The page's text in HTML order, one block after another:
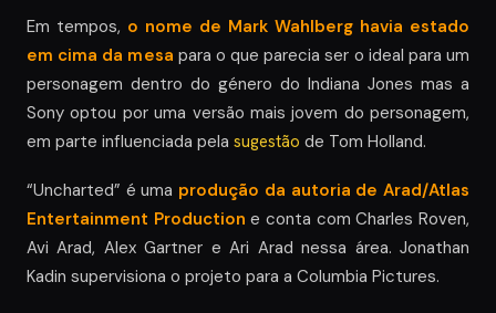
Em tempos, o nome de Mark Wahlberg havia estado
em cima da mesa para o que parecia ser o ideal para um
personagem dentro do género do Indiana Jones mas a
Sony optou por uma versão mais jovem do personagem,
em parte influenciada pela sugestão de Tom Holland.
“Uncharted” é uma produção da autoria de Arad/Atlas
Entertainment Production e conta com Charles Roven,
Avi Arad, Alex Gartner e Ari Arad nessa área. Jonathan
Kadin supervisiona o projeto para a Columbia Pictures.